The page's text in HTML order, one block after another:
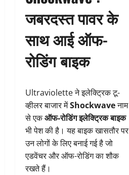
जबरदस्त पावर के
साथ आई ऑफ-
रोडिंग बाइक
Ultraviolette ने इलेक्ट्रिक टू-
व्हीलर बाजार मेंShockwaveनाम
से एकऑफ-रोडिंग इलेक्ट्रिक बाइक
भी पेश की है। यह बाइक खासतौर पर
उन लोगों के लिए बनाई गई है जो
एडवेंचर और ऑफ-रोडिंग का शौक
रखते हैं।